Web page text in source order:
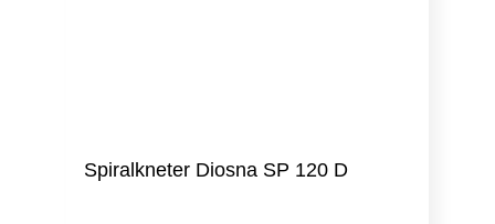
Spiralkneter Diosna SP 120 D